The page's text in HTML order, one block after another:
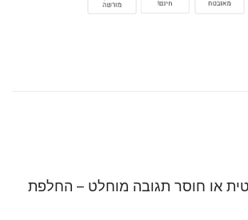
או חוסר תגובה מוחלט – החלפת